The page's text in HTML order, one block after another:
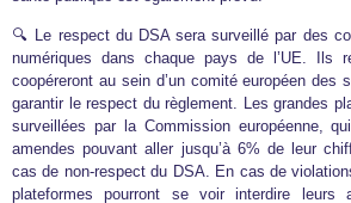
🔍 Le respect du DSA sera surveillé par des
numériques dans chaque pays de l’UE. Ils
coopéreront au sein d’un comité européen des
garantir le respect du règlement. Les grandes
surveillées par la Commission européenne,
amendes pouvant aller jusqu’à 6% de leur
cas de non-respect du DSA. En cas de
plateformes pourront se voir interdire leurs